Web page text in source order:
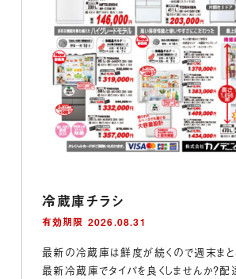
冷蔵庫チラシ
有効期限 2026.08.31
最新の冷蔵庫は鮮度が続くので週末まと
最新冷蔵庫でタイパを良くしませんか？配